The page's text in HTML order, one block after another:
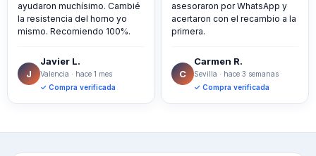
ayudaron muchísimo. Cambié
la resistencia del horno yo
mismo. Recomiendo 100%.
J
Javier L.
Valencia · hace 1 mes
✓ Compra verificada
asesoraron por WhatsApp y
acertaron con el recambio a la
primera.
C
Carmen R.
Sevilla · hace 3 semanas
✓ Compra verificada